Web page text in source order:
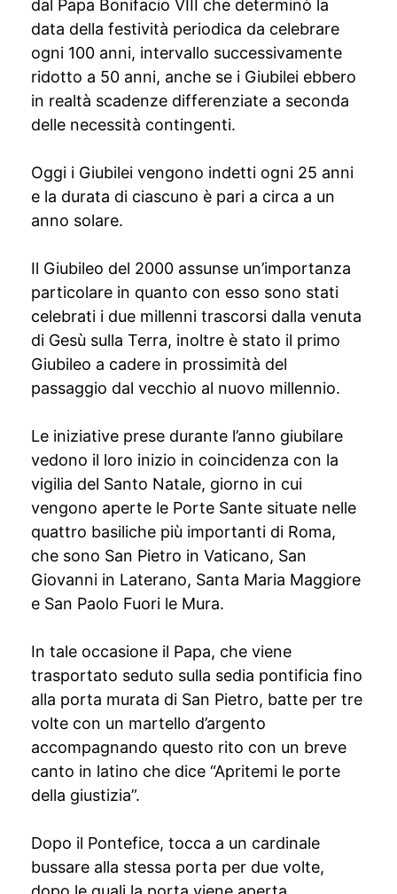
dal Papa Bonifacio VIII che determinò la
data della festività periodica da celebrare
ogni 100 anni, intervallo successivamente
ridotto a 50 anni, anche se i Giubilei ebbero
in realtà scadenze differenziate a seconda
delle necessità contingenti.
Oggi i Giubilei vengono indetti ogni 25 anni
e la durata di ciascuno è pari a circa a un
anno solare.
Il Giubileo del 2000 assunse un’importanza
particolare in quanto con esso sono stati
celebrati i due millenni trascorsi dalla venuta
di Gesù sulla Terra, inoltre è stato il primo
Giubileo a cadere in prossimità del
passaggio dal vecchio al nuovo millennio.
Le iniziative prese durante l’anno giubilare
vedono il loro inizio in coincidenza con la
vigilia del Santo Natale, giorno in cui
vengono aperte le Porte Sante situate nelle
quattro basiliche più importanti di Roma,
che sono San Pietro in Vaticano, San
Giovanni in Laterano, Santa Maria Maggiore
e San Paolo Fuori le Mura.
In tale occasione il Papa, che viene
trasportato seduto sulla sedia pontificia fino
alla porta murata di San Pietro, batte per tre
volte con un martello d’argento
accompagnando questo rito con un breve
canto in latino che dice “Apritemi le porte
della giustizia”.
Dopo il Pontefice, tocca a un cardinale
bussare alla stessa porta per due volte,